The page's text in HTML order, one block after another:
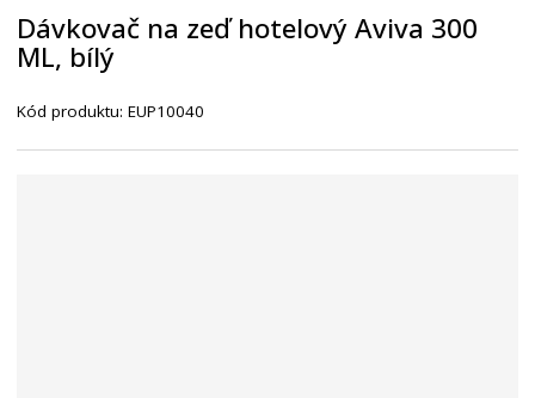
t
í
r
Dávkovač na zeď hotelový Aviva 300
ML, bílý
Kód produktu:EUP10040